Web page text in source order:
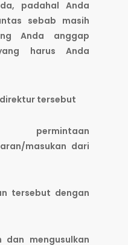
padahal Anda
sebab masih
Anda anggap
harus Anda
tersebut
permintaan
masukan dari
tersebut dengan
dan mengusulkan